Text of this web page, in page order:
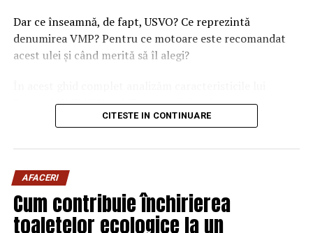
Dar ce înseamnă, de fapt, USVO? Ce reprezintă
denumirea VMP? Pentru ce motoare este recomandat
acest ulei și când merită să îl alegi?
Ravenol VMP USVO 5W30 și explicăm de ce este
considerat unul dintre cele mai performante uleiuri de
Ravenol este un producător german de lubrifianți
fondat în anul 1946 și recunoscut la nivel internațional
pentru dezvoltarea deuleiuri de motor premium
CITESTE IN CONTINUARE
AFACERI
Cum contribuie închirierea
toaletelor ecologice la un